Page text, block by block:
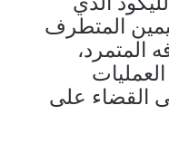
المتطرف
المتمرد،
القضاء على